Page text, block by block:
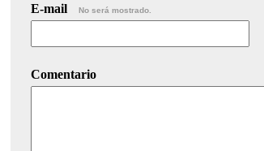
E-mail No será mostrado.
Comentario